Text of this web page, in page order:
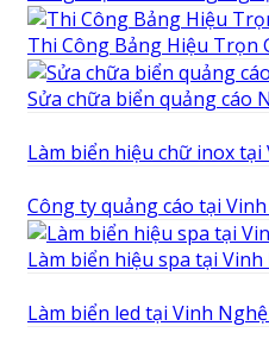
Thi Công Bảng Hiệu Trọn
Sửa chữa biển quảng cáo
Làm biển hiệu chữ inox tại
Công ty quảng cáo tại
Làm biển hiệu spa tại Vinh
Làm biển led tại Vinh